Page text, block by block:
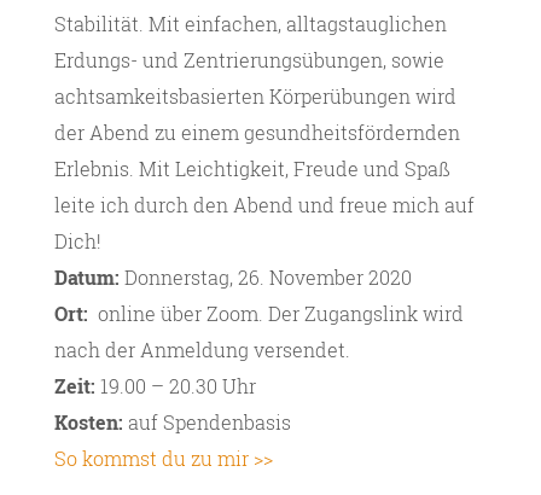
Stabilität. Mit einfachen, alltagstauglichen
Erdungs- und Zentrierungsübungen, sowie
achtsamkeitsbasierten Körperübungen wird
der Abend zu einem gesundheitsfördernden
Erlebnis. Mit Leichtigkeit, Freude und Spaß
leite ich durch den Abend und freue mich auf
Dich!
Datum: Donnerstag, 26. November 2020
Ort: online über Zoom. Der Zugangslink wird
nach der Anmeldung versendet.
Zeit: 19.00 – 20.30 Uhr
Kosten: auf Spendenbasis
So kommst du zu mir >>